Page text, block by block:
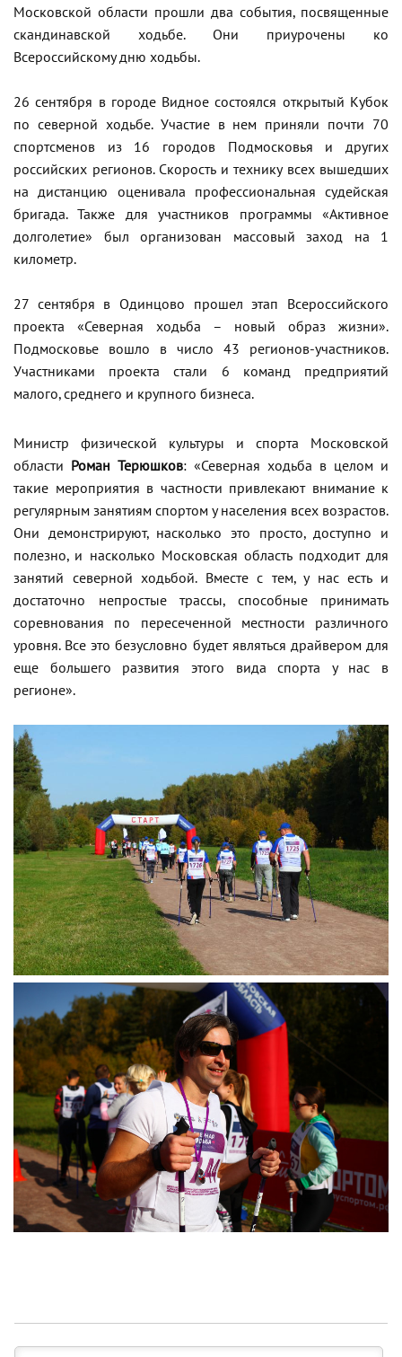
Московской области прошли два события, посвященные
скандинавской ходьбе. Они приурочены ко
Всероссийскому дню ходьбы.
26 сентября в городе Видное состоялся открытый Кубок
по северной ходьбе. Участие в нем приняли почти 70
спортсменов из 16 городов Подмосковья и других
российских регионов. Скорость и технику всех вышедших
на дистанцию оценивала профессиональная судейская
бригада. Также для участников программы «Активное
долголетие» был организован массовый заход на 1
километр.
27 сентября в Одинцово прошел этап Всероссийского
проекта «Северная ходьба – новый образ жизни».
Подмосковье вошло в число 43 регионов-участников.
Участниками проекта стали 6 команд предприятий
малого, среднего и крупного бизнеса.
Министр физической культуры и спорта Московской
области
Роман Терюшков: «Северная ходьба в целом и
такие мероприятия в частности привлекают внимание к
регулярным занятиям спортом у населения всех возрастов.
Они демонстрируют, насколько это просто, доступно и
полезно, и насколько Московская область подходит для
занятий северной ходьбой. Вместе с тем, у нас есть и
достаточно непростые трассы, способные принимать
соревнования по пересеченной местности различного
уровня. Все это безусловно будет являться драйвером для
еще большего развития этого вида спорта у нас в
регионе».